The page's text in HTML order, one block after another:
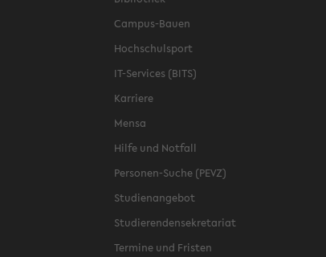
Campus-Bauen
Hochschulsport
IT-Services (BITS)
Karriere
Mensa
Hilfe und Notfall
Personen-Suche (PEVZ)
Studienangebot
Studierendensekretariat
Termine und Fristen